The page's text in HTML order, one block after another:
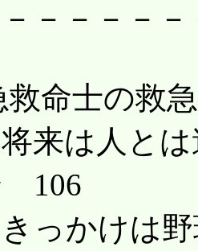
－－－－
士の救急
人とは違
106
けは野球